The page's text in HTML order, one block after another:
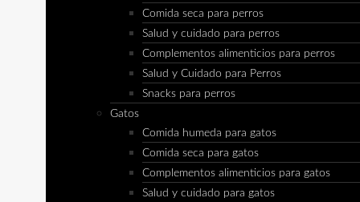
Comida seca para perros
Salud y cuidado para perros
Complementos alimenticios para perros
Salud y Cuidado para Perros
Snacks para perros
Gatos
Comida humeda para gatos
Comida seca para gatos
Complementos alimenticios para gatos
Salud y cuidado para gatos